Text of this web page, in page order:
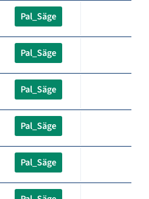
Pal_Säge
Pal_Säge
Pal_Säge
Pal_Säge
Pal_Säge